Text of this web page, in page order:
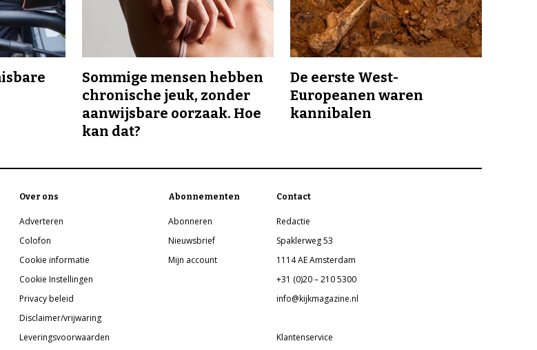
Sommige mensen hebben
chronische jeuk, zonder
aanwijsbare oorzaak. Hoe
kan dat?
De eerste West-
Europeanen waren
kannibalen
Over ons
Adverteren
Colofon
Cookie informatie
Cookie Instellingen
Privacy beleid
Disclaimer/vrijwaring
Leveringsvoorwaarden
Abonnementen
Abonneren
Nieuwsbrief
Mijn account
Contact
Redactie
Spaklerweg 53
1114 AE Amsterdam
+31 (0)20 – 210 5300
info@kijkmagazine.nl
Klantenservice